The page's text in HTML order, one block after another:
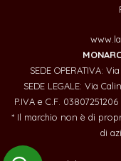
SEDE OPERATIVA:
SEDE LEGALE: Via
P.IVA e C.F.
* Il marchio non è di
di